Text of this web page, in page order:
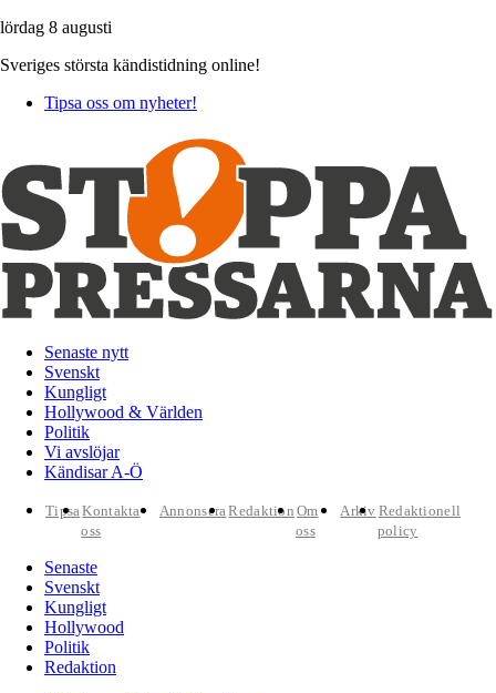
lördag 8 augusti
Sveriges största kändistidning online!
Tipsa oss om nyheter!
Senaste nytt
Svenskt
Kungligt
Hollywood & Världen
Politik
Vi avslöjar
Kändisar A-Ö
TipsaKontakta
oss
AnnonseraRedaktion Om
oss
Arkiv Redaktionell
policy
Senaste
Svenskt
Kungligt
Hollywood
Politik
Redaktion